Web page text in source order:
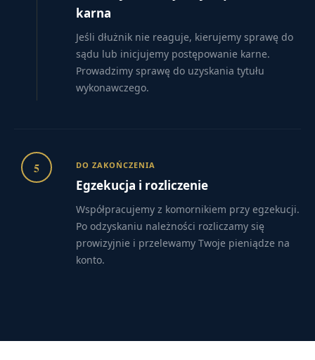
karna
Jeśli dłużnik nie reaguje, kierujemy sprawę do
sądu lub inicjujemy postępowanie karne.
Prowadzimy sprawę do uzyskania tytułu
wykonawczego.
5 DO ZAKOŃCZENIA
Egzekucja i rozliczenie
Współpracujemy z komornikiem przy egzekucji.
Po odzyskaniu należności rozliczamy się
prowizyjnie i przelewamy Twoje pieniądze na
konto.